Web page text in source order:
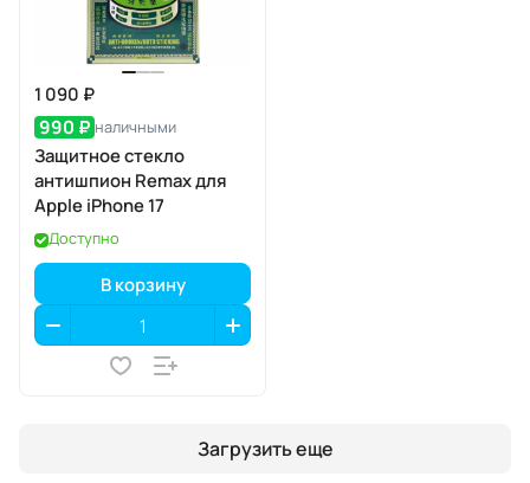
1 090 ₽
990 ₽ наличными
Защитное стекло
антишпион Remax для
Apple iPhone 17
Доступно
В корзину
Загрузить еще